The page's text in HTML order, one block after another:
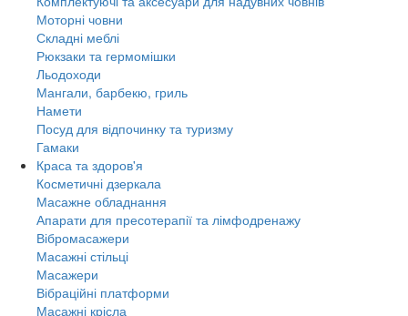
Моторні човни
Складні меблі
Рюкзаки та гермомішки
Льодоходи
Мангали, барбекю, гриль
Намети
Посуд для відпочинку та туризму
Гамаки
Краса та здоров'я
Косметичні дзеркала
Масажне обладнання
Апарати для пресотерапії та лімфодренажу
Вібромасажери
Масажні стільці
Масажери
Вібраційні платформи
Масажні крісла